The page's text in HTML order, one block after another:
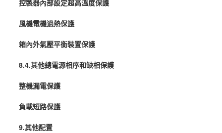
控製器內部設定超高溫度保護
風機電機過熱保護
箱內外氣壓平衡裝置保護
8.4.其他總電源相序和缺相保護
整機漏電保護
負載短路保護
9.其他配置